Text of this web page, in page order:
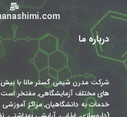
درباره ما
شرکت مدرن شیمی گستر مانا با بیش
های مختلف آزمایشگاهی, مفتخر است
خدمات به دانشگاهیان, مراکز